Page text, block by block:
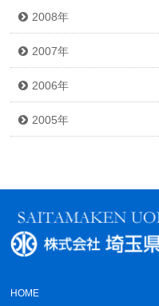
2008年
2007年
2006年
2005年
HOME